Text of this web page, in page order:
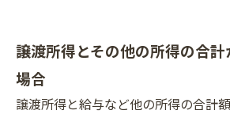
譲渡所得とその他の所得の合
場合
譲渡所得と給与など他の所得の合計